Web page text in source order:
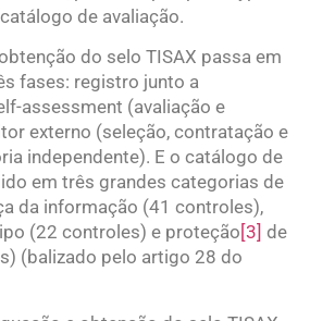
de avaliação.
do selo TISAX passa em
fases: registro junto a
assessment (avaliação e
externo (seleção, contratação e
independente). E o catálogo de
em três grandes categorias de
da informação (41 controles),
(22 controles) e proteção [3] de
(balizado pelo artigo 28 do